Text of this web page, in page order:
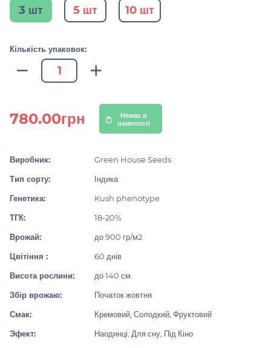
3 шт 5 шт 10 шт
Кількість упаковок:
780.00грн
Немає в
наявності
Виробник:
Green House Seeds
Тип сорту:
Індика
Генетика:
Kush phenotype
ТГК:
18-20%
Врожай:
до 900 гр/м2
Цвітіння :
60 днів
Висота рослини:
до 140 см.
Збір врожаю:
Початок жовтня
Смак:
Кремовий, Солодкий, Фруктовий
Эфект:
Наодинці, Для сну, Під Кіно